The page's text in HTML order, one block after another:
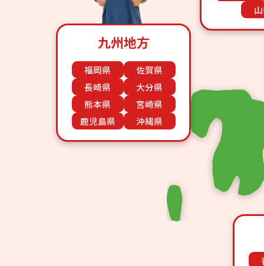
九州地方
福岡県
佐賀県
長崎県
大分県
熊本県
宮崎県
鹿児島県
沖縄県